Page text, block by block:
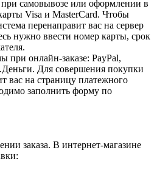
самовывозе или оформлении в
Visa и MasterCard. Чтобы
перенаправит вас на сервер
нужно ввести номер карты, срок
при онлайн-заказе: PayPal,
Для совершения покупки
вас на страницу платежного
заполнить форму по
заказа. В интернет-магазине